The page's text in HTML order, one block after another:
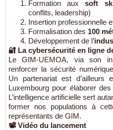
Formation auxsoft
conflits, leadership)
Insertion professionnelle
Formalisation des 100
Développement de l’
🔐 La cybersécurité en ligne
Le GIM-UEMOA, via son
renforcer la sécurité
Un partenariat est d’ailleurs
Luxembourg pour élaborer
L’intelligence artificielle sert
former nos populations à
représentants de GIM.
📽️ Vidéo du lancement